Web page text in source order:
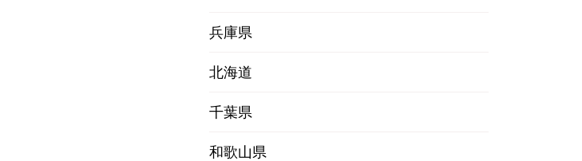
兵庫県
北海道
千葉県
和歌山県